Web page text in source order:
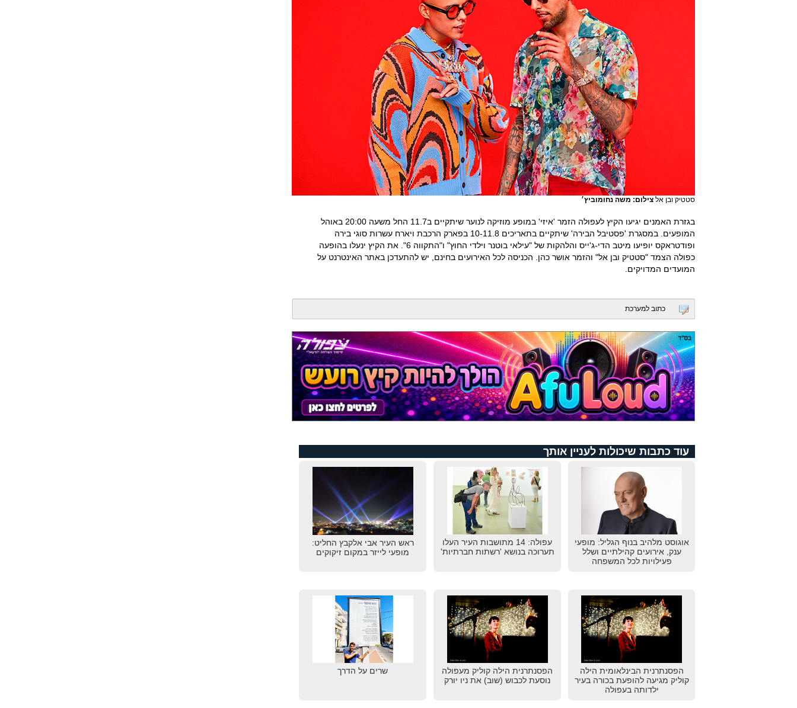
סטטיק ובן אל צילום: משה נחומוביץ׳
בגזרת האמנים יגיעו הקיץ לעפולה הזמר 'איזי' במופע מוזיקה לנוער שיתקיים ב11.7 החל משעה 20:00 באוהל
המופעים. במסגרת 'פסטיבל הבירה' שיתקיים בתאריכים 10-11.8 בפארק הרכבת ויארח עשרות סוגי בירה
ופודטראקס יופיעו מיטב הדי-ג'ייס והלהקות של "עילאי בוטנר וילדי החוץ" ו"התקווה 6". את הקיץ ינעלו בהופעה
כפולה הצמד "סטטיק ובן אל" והזמר אושר כהן. הכניסה לכל האירועים בחינם, יש להתעדכן באתר האינטרנט על
המועדים המדויקים.
כתוב למערכת
עוד כתבות שיכולות לעניין אותך
אוגוסט מלהיב בנוף הגליל: מופעי
ענק, אירועים קהילתיים ושלל
פעילויות לכל המשפחה
עפולה: 14 מתושבות העיר העלו
תערוכה בנושא 'רשתות חברתיות'
ראש העיר אבי אלקבץ החליט:
מופעי לייזר במקום זיקוקים
הפסנתרנית הבינלאומית הילה
קוליק מגיעה להופעת בכורה בעיר
ילדותה בעפולה
הפסנתרנית הילה קוליק מעפולה
נוסעת לכבוש (שוב) את ניו יורק
שרים על הדרך